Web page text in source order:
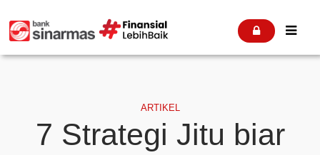
 
ARTIKEL
7 Strategi Jitu biar